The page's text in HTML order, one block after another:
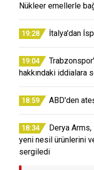
Nükleer emellerle
19:28 İtalya'dan
19:04
hakkındaki iddialara
18:59 ABD'den
18:34
Derya Arms,
yeni nesil ürünlerini
sergiledi